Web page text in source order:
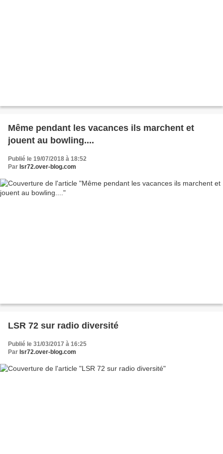
Même pendant les vacances ils marchent et
jouent au bowling....
Publié le 19/07/2018 à 18:52
Par lsr72.over-blog.com
LSR 72 sur radio diversité
Publié le 31/03/2017 à 16:25
Par lsr72.over-blog.com